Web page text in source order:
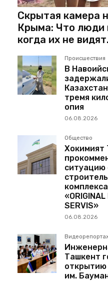
Скрытая камера
Крыма: Что люди
когда их не
Происшествия
В
тремя
опия
06.08.2026
Общество
Хокимият
ситуацию
«ORIGINAL
SERVIS»
06.08.2026
Ташкент
им.